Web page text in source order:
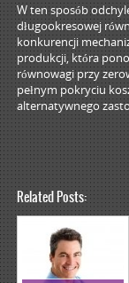
W ten sposób
długookresowej
konkurencji
produkcji, która
równowagi przy
pełnym pokryciu
alternatywnego
Related Posts: